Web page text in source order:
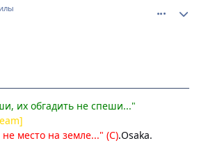
их обгадить не спеши..."
место на земле..." (С).Osaka.